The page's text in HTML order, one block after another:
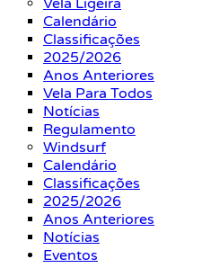
Vela Ligeira
Calendário
Classificações
2025/2026
Anos Anteriores
Vela Para Todos
Notícias
Regulamento
Windsurf
Calendário
Classificações
2025/2026
Anos Anteriores
Notícias
Eventos